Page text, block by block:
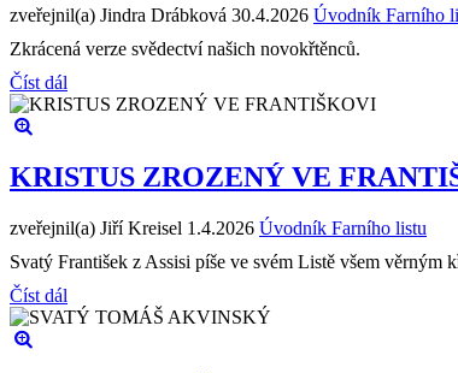
zveřejnil(a) Jindra Drábková 30.4.2026 Úvodník Farního
Zkrácená verze svědectví našich novokřtěnců.
Číst dál
KRISTUS ZROZENÝ VE
zveřejnil(a) Jiří Kreisel 1.4.2026 Úvodník Farního listu
Svatý František z Assisi píše ve svém Listě všem
Číst dál